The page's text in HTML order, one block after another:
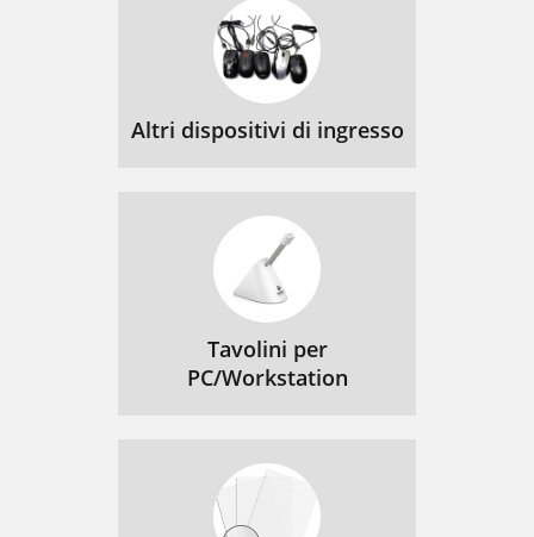
Altri dispositivi di ingresso
Tavolini per
PC/Workstation